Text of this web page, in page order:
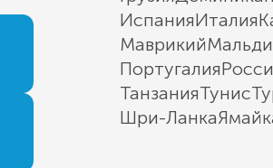
ИспанияИталия
Маврикий
Португалия
ТанзанияТунис
Шри-Ланка